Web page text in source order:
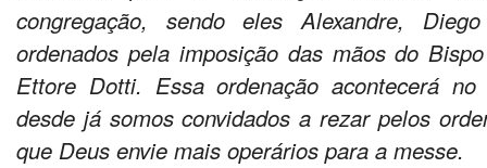
congregação, sendo eles Alexandre,
ordenados pela imposição das mãos do
Ettore Dotti. Essa ordenação acontecerá
desde já somos convidados a rezar pelos
que Deus envie mais operários para a messe.